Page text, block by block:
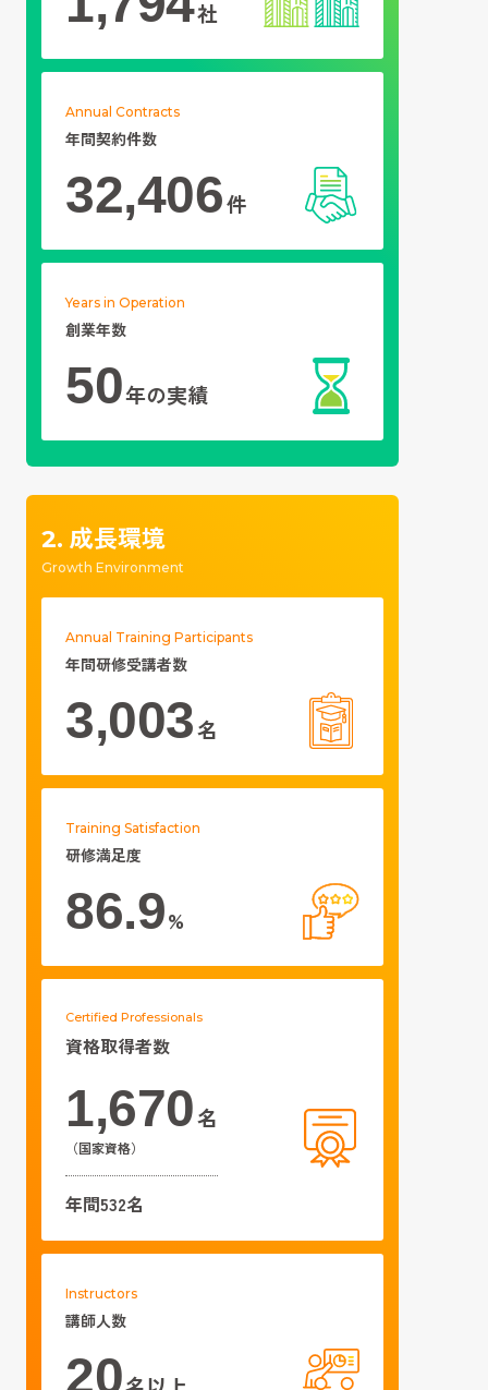
社
年間契約件数
Annual Contracts
32,406件
創業年数
Years in Operation
50年の実績
2. 成長環境
Growth Environment
年間研修受講者数
Annual Training Participants
3,003名
研修満足度
Training Satisfaction
86.9%
資格取得者数
Certified Professionals
1,670名
（国家資格）
年間532名
講師人数
Instructors
20